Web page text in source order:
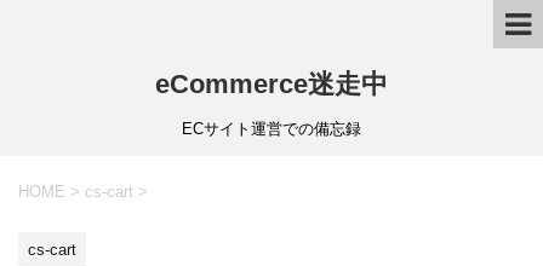
eCommerce迷走中
ECサイト運営での備忘録
HOME > cs-cart >
cs-cart